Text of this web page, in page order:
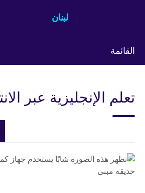
لبنان
القائمة
language
تعلم الإنجليزية عبر